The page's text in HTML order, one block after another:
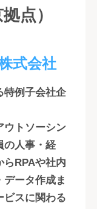
点）
式会社
特例子会社企
ウトソーシン
の人事・経
らRPAや社内
ータ作成ま
ビスに関わる